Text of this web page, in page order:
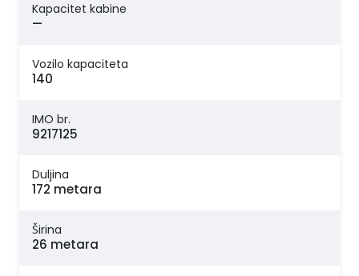
Kapacitet kabine
—
Vozilo kapaciteta
140
IMO br.
9217125
Duljina
172 metara
Širina
26 metara